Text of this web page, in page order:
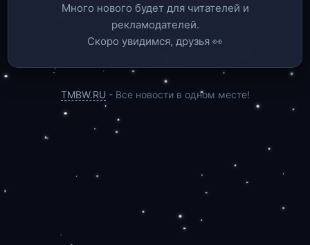
Много нового будет для читателей и
рекламодателей.
Скоро увидимся, друзья 👀
TMBW.RU - Все новости в одном месте!